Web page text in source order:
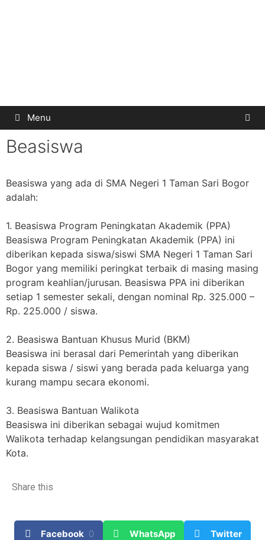
Menu
Beasiswa
Beasiswa yang ada di SMA Negeri 1 Taman Sari Bogor
adalah:
1. Beasiswa Program Peningkatan Akademik (PPA)
Beasiswa Program Peningkatan Akademik (PPA) ini
diberikan kepada siswa/siswi SMA Negeri 1 Taman Sari
Bogor yang memiliki peringkat terbaik di masing masing
program keahlian/jurusan. Beasiswa PPA ini diberikan
setiap 1 semester sekali, dengan nominal Rp. 325.000 –
Rp. 225.000 / siswa.
2. Beasiswa Bantuan Khusus Murid (BKM)
Beasiswa ini berasal dari Pemerintah yang diberikan
kepada siswa / siswi yang berada pada keluarga yang
kurang mampu secara ekonomi.
3. Beasiswa Bantuan Walikota
Beasiswa ini diberikan sebagai wujud komitmen
Walikota terhadap kelangsungan pendidikan masyarakat
Kota.
Share this
Facebook 0 WhatsApp Twitter